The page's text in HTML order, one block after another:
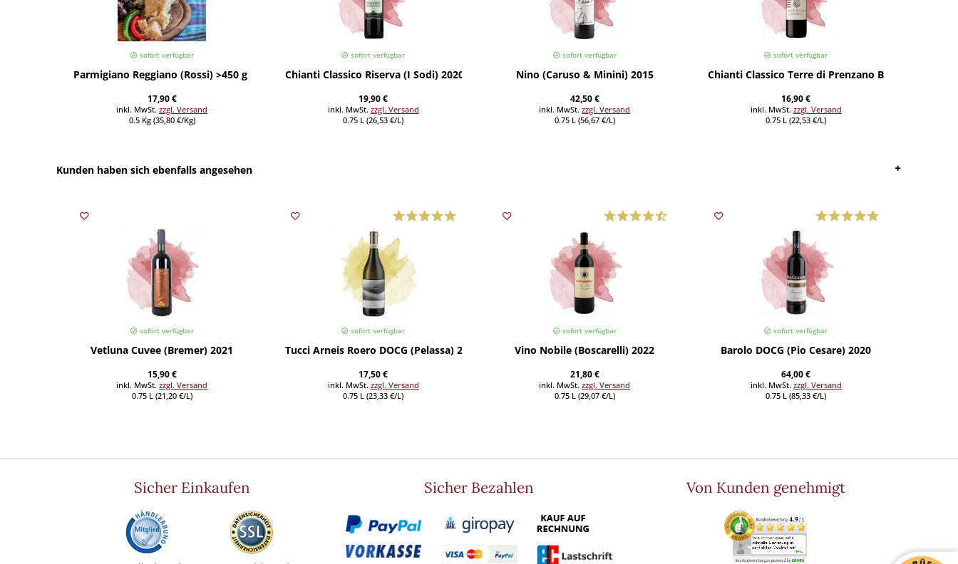
sofort verfügbar
Parmigiano Reggiano (Rossi) >450 g (Preis/St.)
17,90 €
inkl. MwSt.zzgl. Versand
0.5 Kg (35,80 €/Kg)
sofort verfügbar
Chianti Classico Riserva (I Sodi) 2020
19,90 €
inkl. MwSt. zzgl. Versand
0.75 L (26,53 €/L)
sofort verfügbar
Nino (Caruso & Minini) 2015
42,50 €
inkl. MwSt.zzgl. Versand
0.75 L (56,67 €/L)
sofort verfügbar
Chianti Classico Terre di Prenzano Bio
16,90 €
inkl. MwSt. zzgl. Versand
0.75 L (22,53 €/L)
Kunden haben sich ebenfalls angesehen
sofort verfügbar
Vetluna Cuvee (Bremer) 2021
15,90 €
inkl. MwSt.zzgl. Versand
0.75 L (21,20 €/L)
sofort verfügbar
Tucci Arneis Roero DOCG (Pelassa) 2023
17,50 €
inkl. MwSt. zzgl. Versand
0.75 L (23,33 €/L)
sofort verfügbar
Vino Nobile (Boscarelli) 2022
21,80 €
inkl. MwSt.zzgl. Versand
0.75 L (29,07 €/L)
sofort verfügbar
Barolo DOCG (Pio Cesare) 2020
64,00 €
inkl. MwSt. zzgl. Versand
0.75 L (85,33 €/L)
Sicher Einkaufen Sicher Bezahlen Von Kunden genehmigt